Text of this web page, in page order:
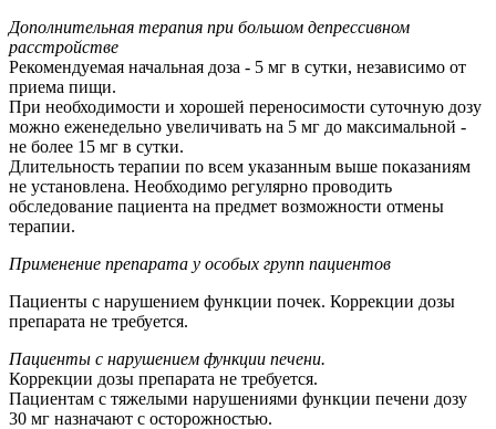
Дополнительная терапия при большом депрессивном
расстройстве
Рекомендуемая начальная доза - 5 мг в сутки, независимо от
приема пищи.
При необходимости и хорошей переносимости суточную дозу
можно еженедельно увеличивать на 5 мг до максимальной -
не более 15 мг в сутки.
Длительность терапии по всем указанным выше показаниям
не установлена. Необходимо регулярно проводить
обследование пациента на предмет возможности отмены
терапии.
Применение препарата у особых групп пациентов
Пациенты с нарушением функции почек. Коррекции дозы
препарата не требуется.
Пациенты с нарушением функции печени.
Коррекции дозы препарата не требуется.
Пациентам с тяжелыми нарушениями функции печени дозу
30 мг назначают с осторожностью.